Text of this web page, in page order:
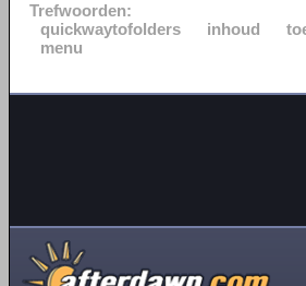
Trefwoorden:
quickwaytofolders
inhoud
menu